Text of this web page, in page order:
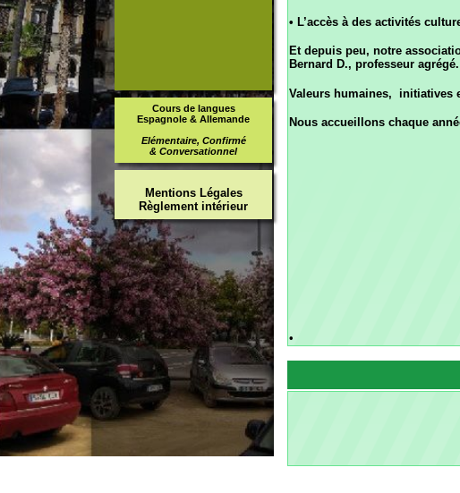
Mentions Légales
Règlement intérieur
Valeurs humaines, initiatives et sens
Nous accueillons chaque année de
• Écrire
Les cours
Les cours